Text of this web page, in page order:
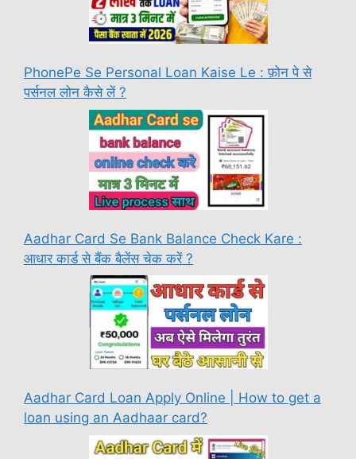
PhonePe Se Personal Loan Kaise Le : फ़ोन पे से
पर्सनल लोन कैसे लें ?
Aadhar Card Se Bank Balance Check Kare :
आधार कार्ड से बैंक बैलेंस चेक करें ?
Aadhar Card Loan Apply Online | How to get a
loan using an Aadhaar card?